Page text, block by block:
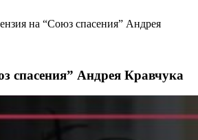
на “Союз спасения” Андрея
спасения” Андрея Кравчука